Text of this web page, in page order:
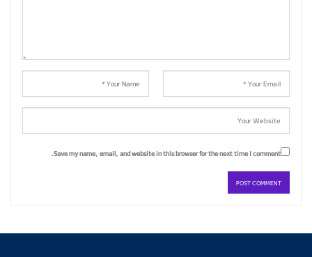
Save my name, email, and website in this browser for the next time I comment.